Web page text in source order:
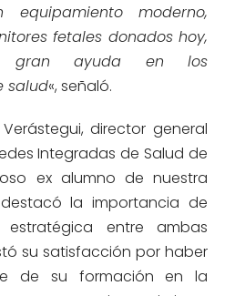
equipamiento moderno,
fetales donados hoy,
gran ayuda en los
salud«, señaló.
director general
Integradas de Salud de
ex alumno de nuestra
la importancia de
entre ambas
su satisfacción por haber
de su formación en la